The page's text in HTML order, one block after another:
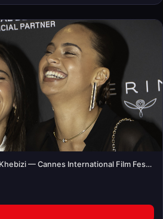
Paola Locatelli And Malou Khebizi — Cannes International Film Festival